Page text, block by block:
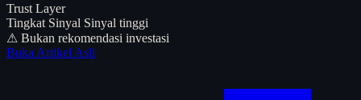
Trust Layer
Tingkat Sinyal Sinyal tinggi
⚠ Bukan rekomendasi investasi
Buka Artikel Asli